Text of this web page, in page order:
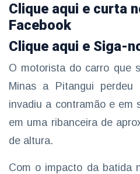
Clique aqui e curta
Facebook
Clique aqui e Siga-
O motorista do carro que
Minas a Pitangui
invadiu a contramão e em
em uma ribanceira de
de altura.
Com o impacto da batida